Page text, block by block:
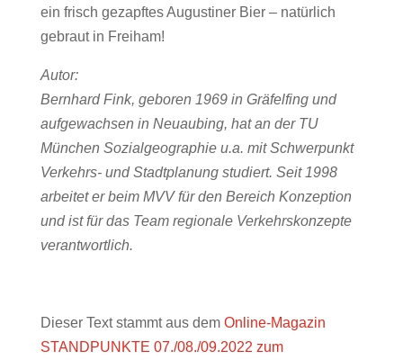
ein frisch gezapftes Augustiner Bier – natürlich
gebraut in Freiham!
Autor:
Bernhard Fink, geboren 1969 in Gräfelfing und
aufgewachsen in Neuaubing, hat an der TU
München Sozialgeographie u.a. mit Schwerpunkt
Verkehrs- und Stadtplanung studiert. Seit 1998
arbeitet er beim MVV für den Bereich Konzeption
und ist für das Team regionale Verkehrskonzepte
verantwortlich.
Dieser Text stammt aus dem Online-Magazin
STANDPUNKTE 07./08./09.2022 zum